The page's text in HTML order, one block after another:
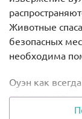
Животные
безопасных
необходима
Оуэн как
прочную сеть и
гнезду